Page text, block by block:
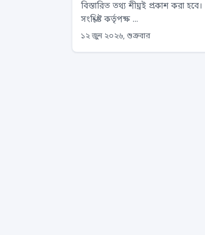
বিস্তারিত তথ্য শীঘ্রই প্রকাশ করা হবে।
সংশ্লিষ্ট কর্তৃপক্ষ ...
১২ জুন ২০২৬, শুক্রবার